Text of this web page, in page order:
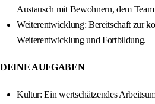
Austausch mit Bewohnern, dem
Weiterentwicklung: Bereitschaft zur
Weiterentwicklung und Fortbildung.
DEINE AUFGABEN
Kultur: Ein wertschätzendes